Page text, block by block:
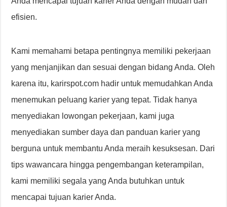
efisien.
Kami memahami betapa pentingnya memiliki pekerjaan
yang menjanjikan dan sesuai dengan bidang Anda. Oleh
karena itu, karirspot.com hadir untuk memudahkan Anda
menemukan peluang karier yang tepat. Tidak hanya
menyediakan lowongan pekerjaan, kami juga
menyediakan sumber daya dan panduan karier yang
berguna untuk membantu Anda meraih kesuksesan. Dari
tips wawancara hingga pengembangan keterampilan,
kami memiliki segala yang Anda butuhkan untuk
mencapai tujuan karier Anda.